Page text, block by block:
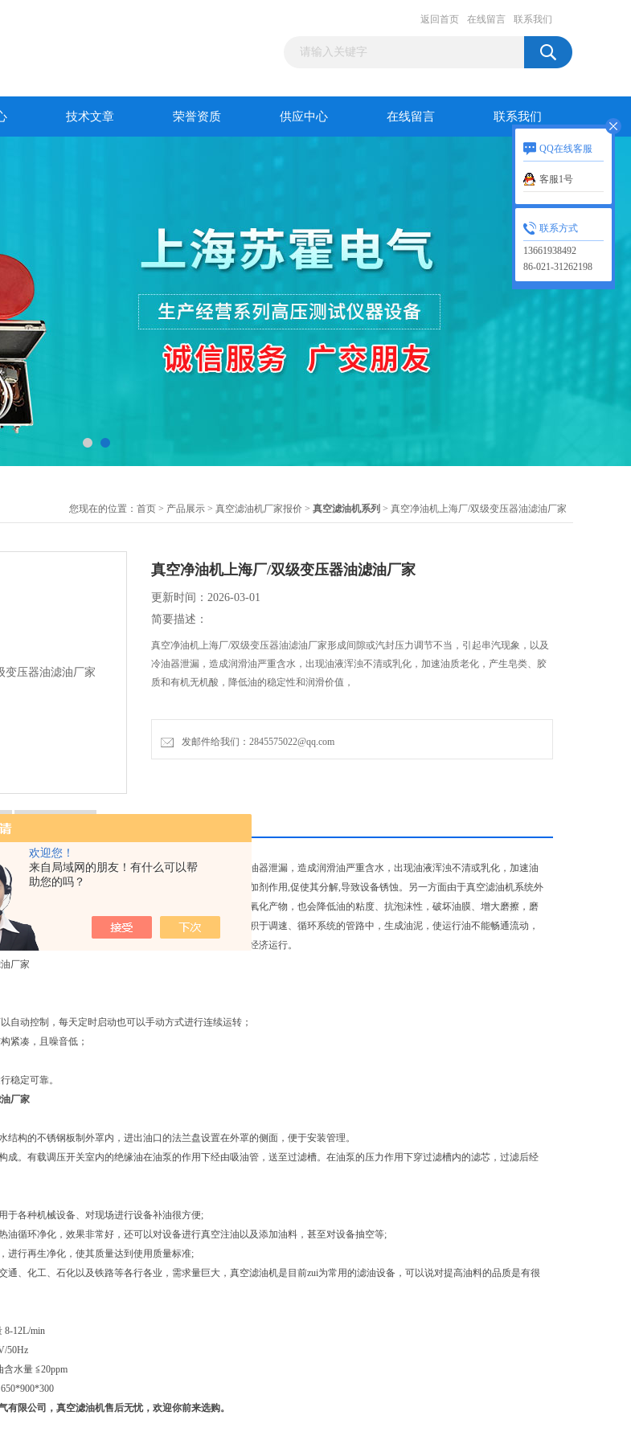
欢迎您！
来自局域网的朋友！有什么可以帮
助您的吗？
返回首页 在线留言 联系我们
技术文章 荣誉资质 供应中心 在线留言 联系我们
您现在的位置： 首页 > 产品展示 > 真空滤油机厂家报价 > 真空滤油机系列 > 真空净油机上海厂/双级变压器油滤油厂家
真空净油机上海厂/双级变压器油滤油厂家
更新时间：2026-03-01
简要描述：
真空净油机上海厂/双级变压器油滤油厂家形成间隙或汽封压力调节不当，引起串汽现象，以及
冷油器泄漏，造成润滑油严重含水，出现油液浑浊不清或乳化，加速油质老化，产生皂类、胶
质和有机无机酸，降低油的稳定性和润滑价值，
发邮件给我们：2845575022@qq.com
，形成间隙或汽封压力调节不当，引起串汽现象，以及冷油器泄漏，造成润滑油严重含水，出现油液浑浊不清或乳化，加速油
酸，降低油的稳定性和润滑价值，同时，水份会与油中添加剂作用,促使其分解,导致设备锈蚀。另一方面由于真空滤油机系统外
砂子、尘土、锈渣、碳粒，以及内部金属磨损颗粒、油品氧化产物，也会降低油的粘度、抗泡沫性，破坏油膜、增大磨擦，磨
卡涩、失灵，引起局部过热甚至闷车。乳化油还有可能沉积于调速、循环系统的管路中，生成油泥，使运行油不能畅通流动，
，如不及时处理可能造成重大事故，严重影响机组的安全经济运行。
厂家
自动控制，每天定时启动也可以手动方式进行连续运转；
紧凑，且噪音低；
稳定可靠。
厂家
结构的不锈钢板制外罩内，进出油口的法兰盘设置在外罩的侧面，便于安装管理。
成。有载调压开关室内的绝缘油在油泵的作用下经由吸油管，送至过滤槽。在油泵的压力作用下穿过滤槽内的滤芯，过滤后经
于各种机械设备、对现场进行设备补油很方便;
油循环净化，效果非常好，还可以对设备进行真空注油以及添加油料，甚至对设备抽空等;
进行再生净化，使其质量达到使用质量标准;
通、化工、石化以及铁路等各行各业，需求量巨大，真空滤油机是目前zui为常用的滤油设备，可以说对提高油料的品质是有很
12L/min
水量 ≦20ppm
有限公司，真空滤油机售后无忧，欢迎你前来选购。
QQ在线客服
客服1号
联系方式
13661938492
86-021-31262198